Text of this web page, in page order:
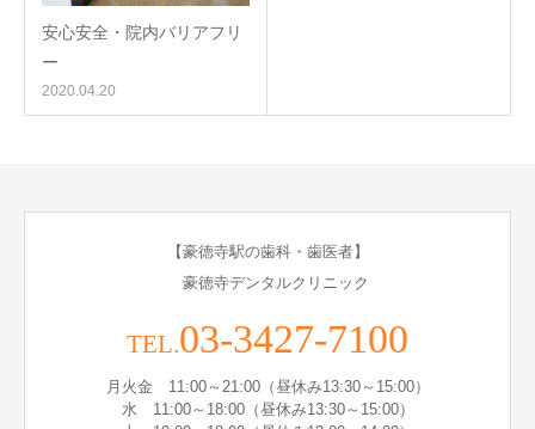
安心安全・院内バリアフリ
ー
2020.04.20
【豪徳寺駅の歯科・歯医者】
豪徳寺デンタルクリニック
TEL.03-3427-7100
月火金 11:00～21:00（昼休み13:30～15:00）
水 11:00～18:00（昼休み13:30～15:00）